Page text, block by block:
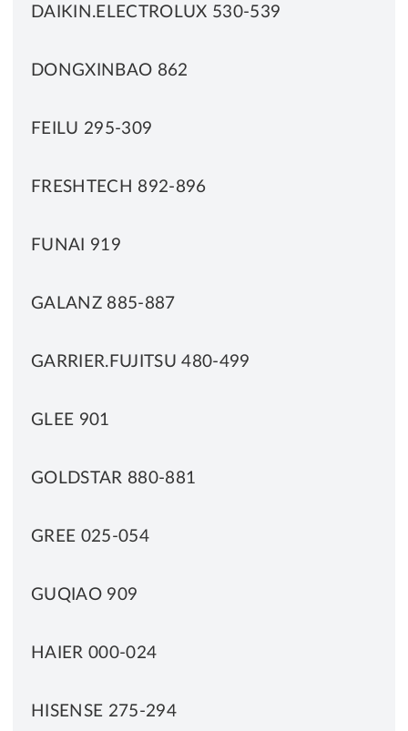
DAIKIN.ELECTROLUX 530-539
DONGXINBAO 862
FEILU 295-309
FRESHTECH 892-896
FUNAI 919
GALANZ 885-887
GARRIER.FUJITSU 480-499
GLEE 901
GOLDSTAR 880-881
GREE 025-054
GUQIAO 909
HAIER 000-024
HISENSE 275-294